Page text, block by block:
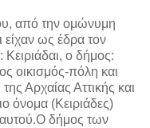
από την ομώνυμη
είχαν ως έδρα τον
Κειριάδαι, ο δήμος:
οικισμός-πόλη και
Αρχαίας Αττικής και
όνομα (Κειριάδες)
αυτού.Ο δήμος των